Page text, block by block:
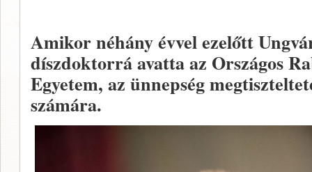
Amikor néhány évvel ezelőtt
díszdoktorrá avatta az Országos
Egyetem, az ünnepség
számára.